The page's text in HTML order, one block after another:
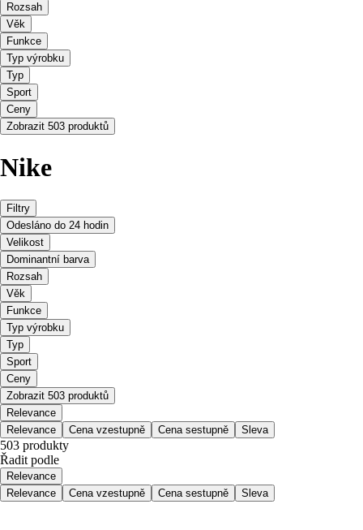
Rozsah
Věk
Funkce
Typ výrobku
Typ
Sport
Ceny
Zobrazit 503 produktů
Nike
Filtry
Odesláno do 24 hodin
Velikost
Dominantní barva
Rozsah
Věk
Funkce
Typ výrobku
Typ
Sport
Ceny
Zobrazit 503 produktů
Relevance
Relevance
Cena vzestupně Cena sestupně Sleva
503 produkty
Řadit podle
Relevance
Relevance
Cena vzestupně Cena sestupně Sleva